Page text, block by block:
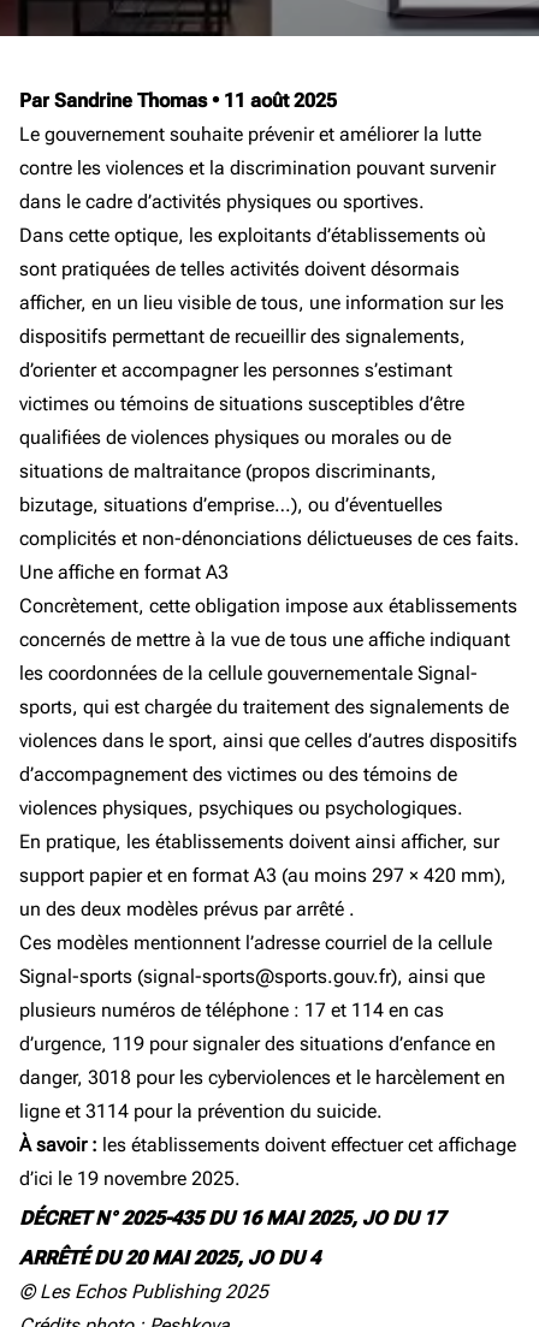
Par Sandrine Thomas• 11 août 2025
Le gouvernement souhaite prévenir et améliorer la lutte
contre les violences et la discrimination pouvant survenir
dans le cadre d’activités physiques ou sportives.
Dans cette optique, les exploitants d’établissements où
sont pratiquées de telles activités doivent désormais
afficher, en un lieu visible de tous, une information sur les
dispositifs permettant de recueillir des signalements,
d’orienter et accompagner les personnes s’estimant
victimes ou témoins de situations susceptibles d’être
qualifiées de violences physiques ou morales ou de
situations de maltraitance (propos discriminants,
bizutage, situations d’emprise…), ou d’éventuelles
complicités et non-dénonciations délictueuses de ces faits.
Une affiche en format A3
Concrètement, cette obligation impose aux établissements
concernés de mettre à la vue de tous une affiche indiquant
les coordonnées de la cellule gouvernementale Signal-
sports, qui est chargée du traitement des signalements de
violences dans le sport, ainsi que celles d’autres dispositifs
d’accompagnement des victimes ou des témoins de
violences physiques, psychiques ou psychologiques.
En pratique, les établissements doivent ainsi afficher, sur
support papier et en format A3 (au moins 297 × 420 mm),
un des deux modèles prévus par arrêté .
Ces modèles mentionnent l’adresse courriel de la cellule
Signal-sports (signal-sports@sports.gouv.fr), ainsi que
plusieurs numéros de téléphone : 17 et 114 en cas
d’urgence, 119 pour signaler des situations d’enfance en
danger, 3018 pour les cyberviolences et le harcèlement en
ligne et 3114 pour la prévention du suicide.
À savoir : les établissements doivent effectuer cet affichage
d’ici le 19 novembre 2025.
DÉCRET N° 2025-435 DU 16 MAI 2025, JO DU 17
ARRÊTÉ DU 20 MAI 2025, JO DU 4
© Les Echos Publishing 2025